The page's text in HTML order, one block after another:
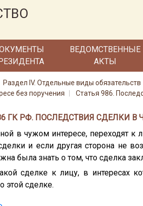
ВЕДОМСТВЕННЫЕ
АКТЫ
Раздел IV. Отдельные виды обязательств
без поручения
Статья 986.
ГК РФ. ПОСЛЕДСТВИЯ СДЕЛКИ В
в чужом интересе, переходят к
и если другая сторона не
была знать о том, что сделка
сделке к лицу, в интересах
этой сделке.